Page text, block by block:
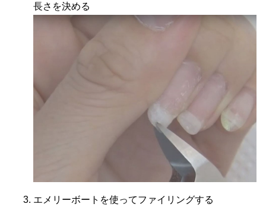
長さを決める
エメリーボートを使ってファイリングする